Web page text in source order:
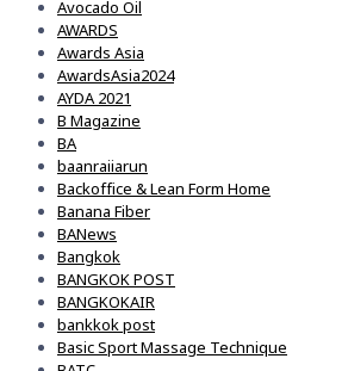
Avocado Oil
AWARDS
Awards Asia
AwardsAsia2024
AYDA 2021
B Magazine
BA
baanraiiarun
Backoffice & Lean Form Home
Banana Fiber
BANews
Bangkok
BANGKOK POST
BANGKOKAIR
bankkok post
Basic Sport Massage Technique